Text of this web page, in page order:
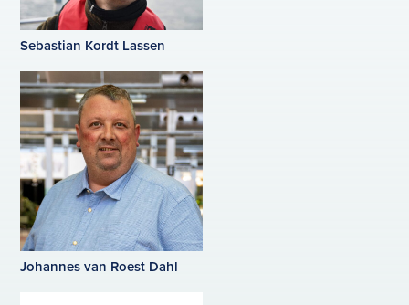
Sebastian Kordt Lassen
Johannes van Roest Dahl